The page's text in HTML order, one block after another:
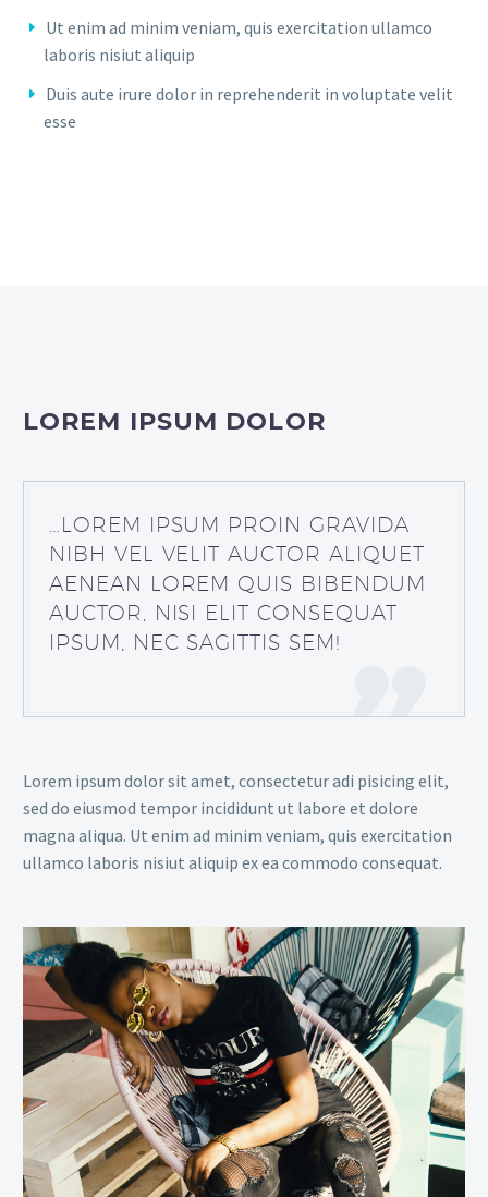
Ut enim ad minim veniam, quis exercitation ullamco
laboris nisiut aliquip
Duis aute irure dolor in reprehenderit in voluptate velit
esse
LOREM IPSUM DOLOR
…LOREM IPSUM PROIN GRAVIDA
NIBH VEL VELIT AUCTOR ALIQUET
AENEAN LOREM QUIS BIBENDUM
AUCTOR, NISI ELIT CONSEQUAT
IPSUM, NEC SAGITTIS SEM!
Lorem ipsum dolor sit amet, consectetur adi pisicing elit,
sed do eiusmod tempor incididunt ut labore et dolore
magna aliqua. Ut enim ad minim veniam, quis exercitation
ullamco laboris nisiut aliquip ex ea commodo consequat.